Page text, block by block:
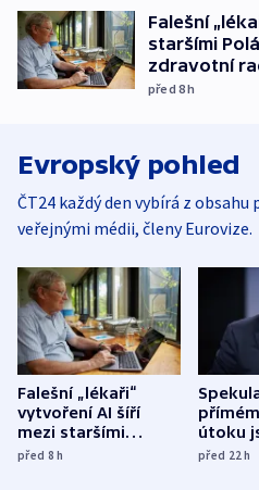
Falešní
staršími
zdravotní
před 8h
Evropský pohled
ČT24 každý den vybírá z
veřejnými médii, členy Eurovize.
Falešní „lékaři“
vytvoření AI šíří
mezi staršími
Poláky nebezpečné
před 8h
útoku
míní
před 22h